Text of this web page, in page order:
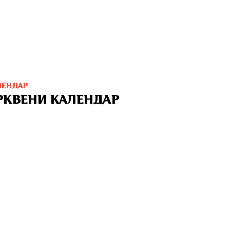
КАЛЕНДАР